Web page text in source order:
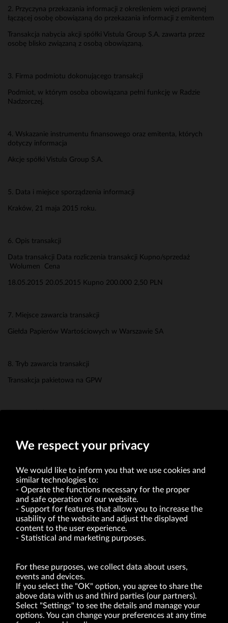
2. Przyczyna przekazania informacji z określeniem więzi prawnej
łączącej osobę obowiązaną do przekazania informacji z emitentem
Transakcja nabycia akcji spółki Vistula Group S.A. zawarta przez
osobę blisko związaną z osobą obowiązaną.
3. Firma podmiotu dokonującego transakcji
Podmiot, w którym osoba obowiązana pełni funkcję w Radzie
Nadzorczej.
4. Wskazanie instrumentu finansowego oraz emitenta, których
dotyczy informacja
Akcje spółki Vistula Group S.A.
5. Data i miejsce sporządzenia informacji
Kraków, 21 maja 2015 roku.
6. Opis transakcji
Data transakcji Data rozliczenia transakcji Kupno/sprzedaż
Wolumen
Cena
18.05.2015 20.05.2015 Kupno 200.000 2,50 PLN
7. Miejsce zawarcia transakcji
Giełda Papierów Wartościowych w Warszawie SA
8. Tryb zawarcia transakcji
Transakcja pakietowa na GPW
VRG S.A. | 10 Pilotów Street | 31-462 Kraków
Tax Identification Number: 675-000-03-61
District Court for Kraków-Śródmieście in Kraków
XI Economic Department of the National Court Register number 0000047082
of act of 8.03.2013 on combating excessive late payment in commercial transactions
(Journal of Laws of 2019, item 118 as amended).
BRANDS
We respect your privacy
We would like to inform you that we use cookies and
similar technologies to:
Operate the functions necessary for the proper
and safe operation of our website.
Support for features that allow you to increase the
usability of the website and adjust the displayed
content to the user experience.
Statistical and marketing purposes.
For these purposes, we collect data about users,
events and devices.
If you select the "OK" option, you agree to share the
above data with us and third parties (our partners).
Select "Settings" to see the details and manage your
options. You can change your preferences at any time